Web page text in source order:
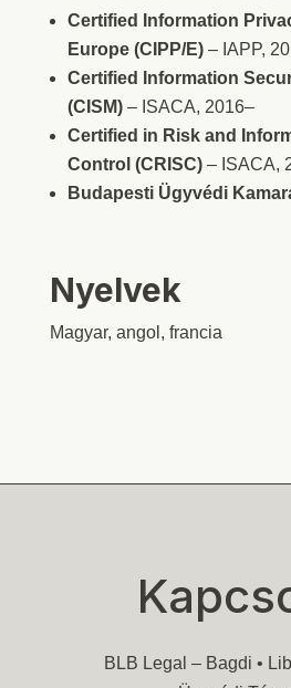
Certified Information
Europe (CIPP/E)– IAPP,
Certified Information
(CISM)– ISACA, 2016–
Certified in Risk and
Control (CRISC)– ISACA,
Budapesti Ügyvédi
Nyelvek
Magyar, angol, francia
BLB Legal – Bagdi •